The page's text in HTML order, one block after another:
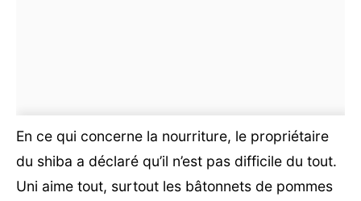
En ce qui concerne la nourriture, le propriétaire
du shiba a déclaré qu’il n’est pas difficile du tout.
Uni aime tout, surtout les bâtonnets de pommes